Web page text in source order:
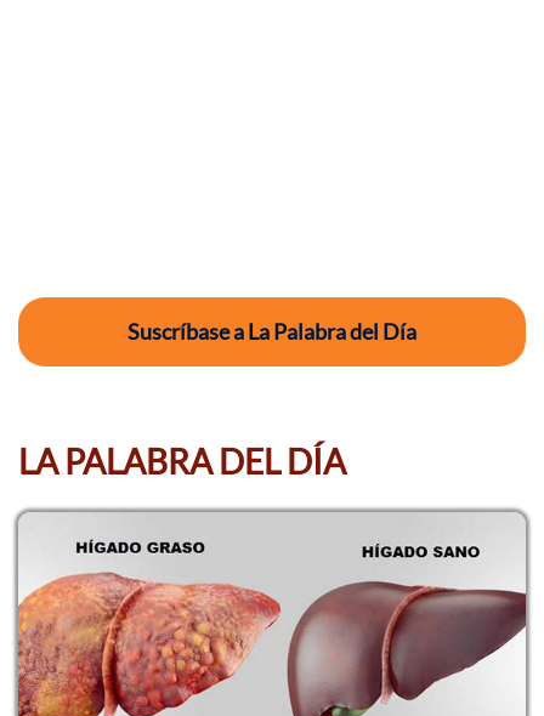
Suscríbase a La Palabra del Día
LA PALABRA DEL DÍA